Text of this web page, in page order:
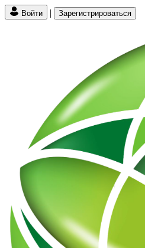
Войти | Зарегистрироваться